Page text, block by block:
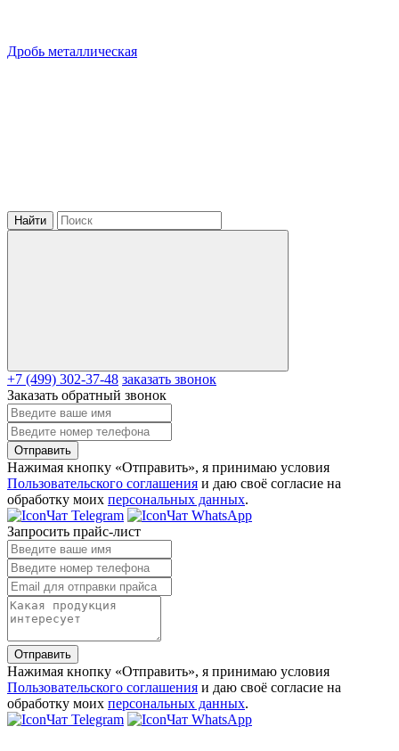
Дробь металлическая
Найти
+7 (499) 302-37-48 заказать звонок
Заказать обратный звонок
Отправить
Нажимая кнопку «Отправить», я принимаю условия
Пользовательского соглашения и даю своё согласие на
обработку моих персональных данных.
Чат Telegram
Чат WhatsApp
Запросить прайс-лист
Отправить
Нажимая кнопку «Отправить», я принимаю условия
Пользовательского соглашения и даю своё согласие на
обработку моих персональных данных.
Чат Telegram
Чат WhatsApp